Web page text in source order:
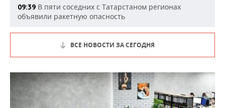
09:39 В пяти соседних с Татарстаном регионах
объявили ракетную опасность
ВСЕ НОВОСТИ ЗА СЕГОДНЯ